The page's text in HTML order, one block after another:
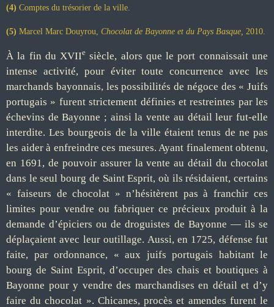
(4) Comptes du trésorier de la ville.
(5) Marcel Marc Douyrou, Chocolat de Bayonne et du Pays Basque, 2010.
À la fin du XVIIe siècle, alors que le port connaissait une
intense activité, pour éviter toute concurrence avec les
marchands bayonnais, les possibilités de négoce des « Juifs
portugais » furent strictement définies et restreintes par les
échevins de Bayonne ; ainsi la vente au détail leur fut-elle
interdite. Les bourgeois de la ville étaient tenus de ne pas
les aider à enfreindre ces mesures. Ayant finalement obtenu,
en 1691, de pouvoir assurer la vente au détail du chocolat
dans le seul bourg de Saint Esprit, où ils résidaient, certains
« faiseurs de chocolat » n’hésitèrent pas à franchir ces
limites pour vendre ou fabriquer ce précieux produit à la
demande d’épiciers ou de droguistes de Bayonne — ils se
déplaçaient avec leur outillage. Aussi, en 1725, défense fut
faite, par ordonnance, « aux juifs portugais habitant le
bourg de Saint Esprit, d’occuper des chais et boutiques à
Bayonne pour y vendre des marchandises en détail et d’y
faire du chocolat ». Chicanes, procès et amendes furent le